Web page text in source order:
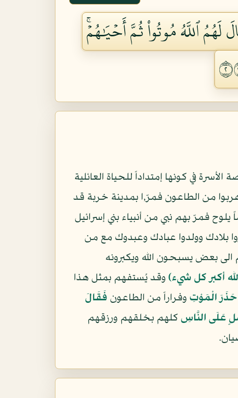
ٱللَّهُ مُوتُواْ ثُمَّ أَحۡيَٰهُمۡۚ
في كونها إمتداداً للحياة العائلية
من الطاعون فمرّ,ا بمدينة خربة قد
فمرّ بهم نبي من أنبياء بني إسرائيل
بلادك وولدوا عبادك وعبدوك مع من
الى بعض يسبحون الله ويكبرونه
أكبر كل شيء) وقد يُستفهم بمثل هذا
حَذَرَ الْمَوْتِ وفراراً من الطاعون فَقَالَ
عَلَى النَّاسِ كلهم بخلقهم ورزقهم